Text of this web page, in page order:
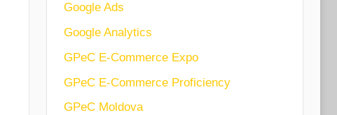
Google Ads
Google Analytics
GPeC E-Commerce Expo
GPeC E-Commerce Proficiency
GPeC Moldova